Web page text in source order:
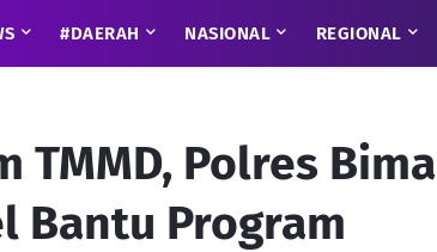
#DAERAH NASIONAL REGIONAL
TMMD, Polres Bima
Bantu Program